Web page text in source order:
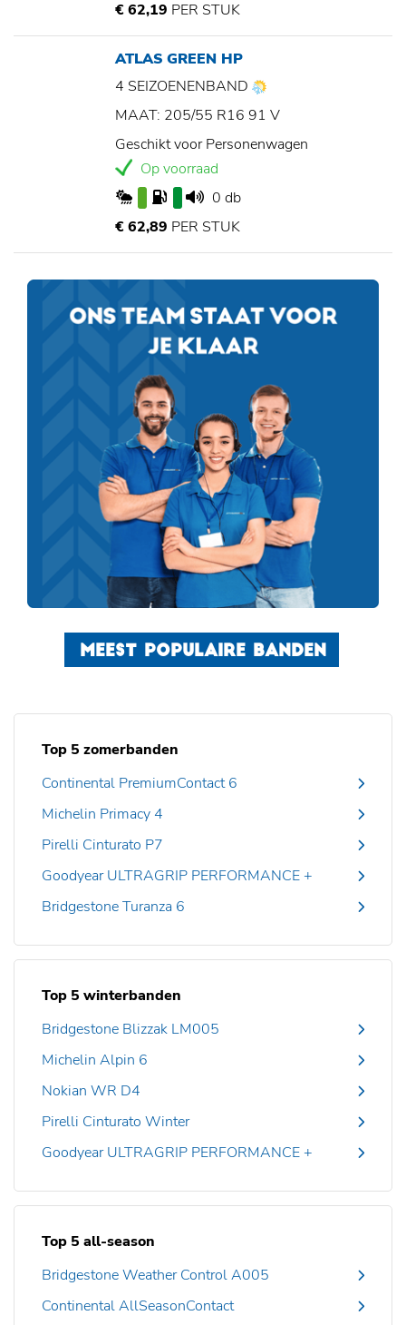
€ 62,19 PER STUK
ATLAS GREEN HP
4 SEIZOENENBAND
MAAT: 205/55 R16 91 V
Geschikt voor Personenwagen
Op voorraad
0 db
€ 62,89 PER STUK
MEEST POPULAIRE BANDEN
Top 5 zomerbanden
Continental PremiumContact 6
Michelin Primacy 4
Pirelli Cinturato P7
Goodyear ULTRAGRIP PERFORMANCE +
Bridgestone Turanza 6
Top 5 winterbanden
Bridgestone Blizzak LM005
Michelin Alpin 6
Nokian WR D4
Pirelli Cinturato Winter
Goodyear ULTRAGRIP PERFORMANCE +
Top 5 all-season
Bridgestone Weather Control A005
Continental AllSeasonContact